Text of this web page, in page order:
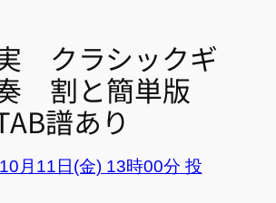
クラシックギ
割と簡単版
譜あり
月11日(金) 13時00分 投